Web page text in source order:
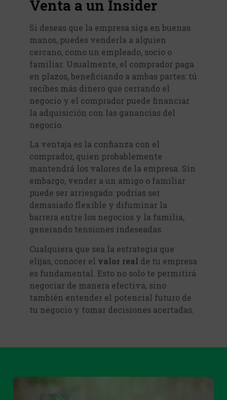
Venta a un Insider
Si deseas que la empresa siga en buenas
manos, puedes venderla a alguien
cercano, como un empleado, socio o
familiar. Usualmente, el comprador paga
en plazos, beneficiando a ambas partes: tú
recibes más dinero que cerrando el
negocio y el comprador puede financiar
la adquisición con las ganancias del
negocio.
La ventaja es la confianza con el
comprador, quien probablemente
mantendrá los valores de la empresa. Sin
embargo, vender a un amigo o familiar
puede ser arriesgado: podrías ser
demasiado flexible y difuminar la
barrera entre los negocios y la familia,
generando tensiones indeseadas.
Cualquiera que sea la estrategia que
elijas, conocer el valor real de tu empresa
es fundamental. Esto no solo te permitirá
negociar de manera efectiva, sino
también entender el potencial futuro de
tu negocio y tomar decisiones acertadas.